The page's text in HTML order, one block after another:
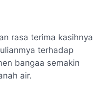
rasa terima kasihnya
terhadap
bangaa semakin
air.